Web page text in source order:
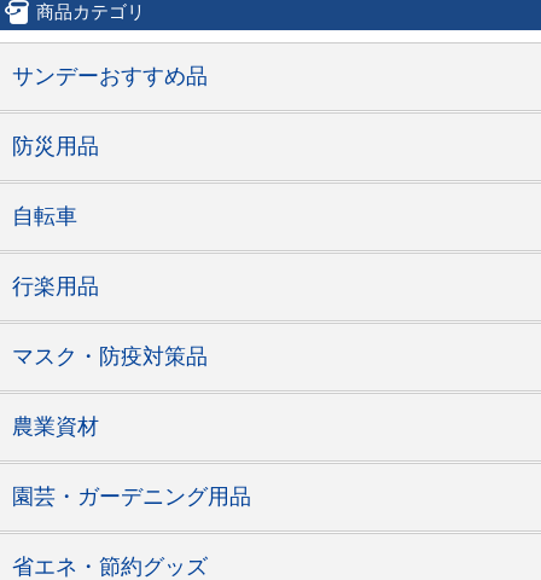
商品カテゴリ
サンデーおすすめ品
防災用品
自転車
行楽用品
マスク・防疫対策品
農業資材
園芸・ガーデニング用品
省エネ・節約グッズ